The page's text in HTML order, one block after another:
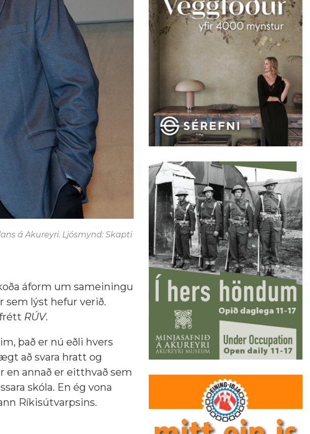
á Akureyri. Ljósmynd: Skapti
áform um sameiningu
sem lýst hefur verið.
RÚV.
það er nú eðli hvers
að svara hratt og
en annað er eitthvað sem
skóla. En ég vona
Ríkisútvarpsins.